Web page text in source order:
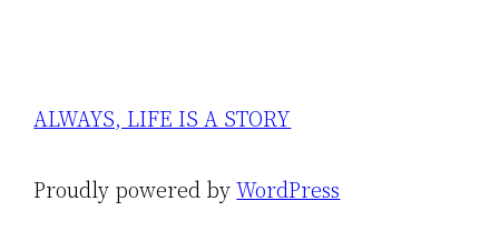
ALWAYS, LIFE IS A STORY
Proudly powered byWordPress